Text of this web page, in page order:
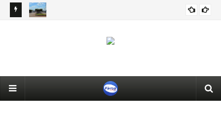
receber salário sem cumprir carga horária.